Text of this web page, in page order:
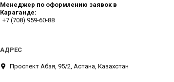
Менеджер по оформлению заявок в
Караганде
+7 (708) 959-60-88
​Проспект Абая, 95/2, Астана, Казахстан